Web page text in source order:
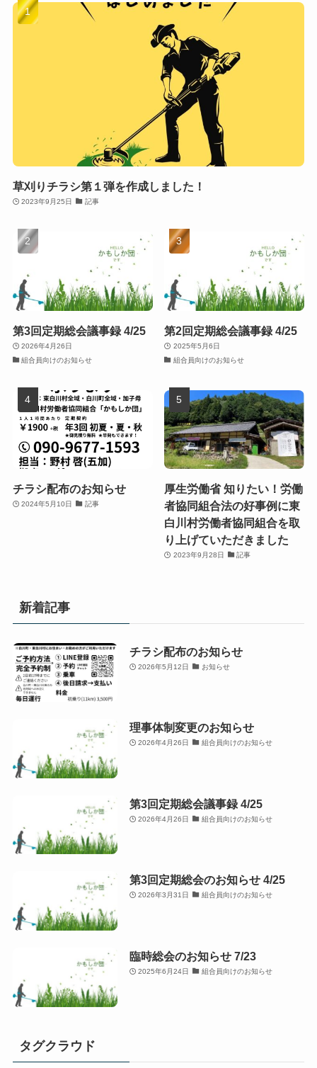
草刈りチラシ第１弾を作成しました！
2023年9月25日 記事
第3回定期総会議事録 4/25
2026年4月26日
組合員向けのお知らせ
第2回定期総会議事録 4/25
2025年5月6日
組合員向けのお知らせ
チラシ配布のお知らせ
2024年5月10日 記事
厚生労働省 知りたい！労働
者協同組合法の好事例に東
白川村労働者協同組合を取
り上げていただきました
2023年9月28日 記事
新着記事
チラシ配布のお知らせ
2026年5月12日 お知らせ
理事体制変更のお知らせ
2026年4月26日 組合員向けのお知らせ
第3回定期総会議事録 4/25
2026年4月26日 組合員向けのお知らせ
第3回定期総会のお知らせ 4/25
2026年3月31日 組合員向けのお知らせ
臨時総会のお知らせ 7/23
2025年6月24日 組合員向けのお知らせ
タグクラウド